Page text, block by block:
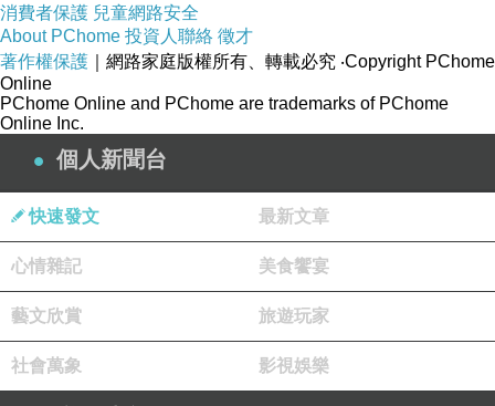
消費者保護 兒童網路安全
About PChome 投資人聯絡 徵才
著作權保護 ｜網路家庭版權所有、轉載必究 ‧Copyright PChome
Online
PChome Online and PChome are trademarks of PChome
Online Inc.
個人新聞台
快速發文 最新文章
心情雜記 美食饗宴
藝文欣賞 旅遊玩家
社會萬象 影視娛樂